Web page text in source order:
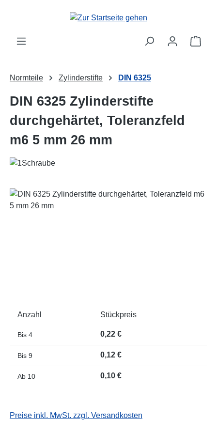
Zum Hauptinhalt springen
Normteile Zylinderstifte DIN 6325
DIN 6325 Zylinderstifte
durchgehärtet, Toleranzfeld
m6 5 mm 26 mm
Bildergalerie überspringen
Anzahl Stückpreis
Bis 4 0,22 €
Bis 9 0,12 €
Ab 10 0,10 €
Preise inkl. MwSt. zzgl. Versandkosten